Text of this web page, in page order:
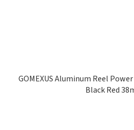
GOMEXUS Aluminum Reel
Black Red